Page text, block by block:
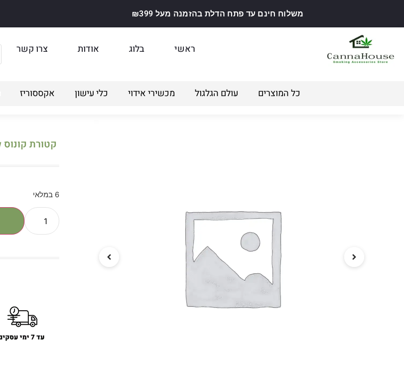
משלוח חינם עד פתח הדלת בהזמנה מעל ₪399
ראשי בלוג אודות צרו קשר
כל המוצרים עולם הגלגול מכשירי אידוי כלי עישון אקססוריז
קטורת קונוס STAYA – Sandalwood backflow
6 במלאי